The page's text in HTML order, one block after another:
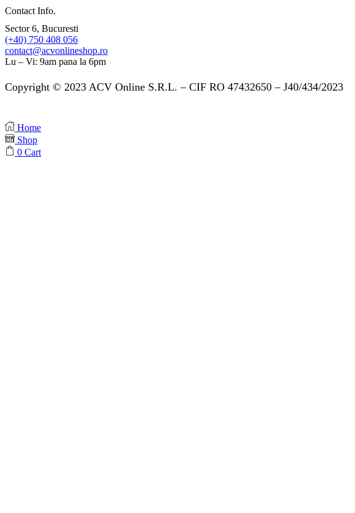
Contact Info.
Sector 6, Bucuresti
(+40) 750 408 056
contact@acvonlineshop.ro
Lu – Vi: 9am pana la 6pm
Copyright © 2023 ACV Online S.R.L. – CIF RO 47432650 – J40/434/2023
Home
Shop
0 Cart